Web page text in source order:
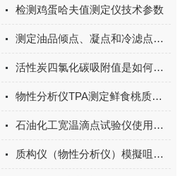
检测鸡蛋哈夫值测定仪技术参数
测定油品倾点、凝点和冷滤点的意义
活性炭四氯化碳吸附值是如何测定的？
物性分析仪TPA测定鲜食桃质构条件的优化
石油化工宽温滴点试验仪使用方法
质构仪（物性分析仪）模擬咀嚼的多次挤压裝置